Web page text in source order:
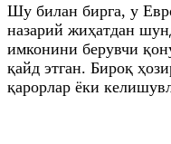
Шу билан бирга, у
назарий жиҳатдан
имконини берувчи
қайд этган. Бироқ
қарорлар ёки